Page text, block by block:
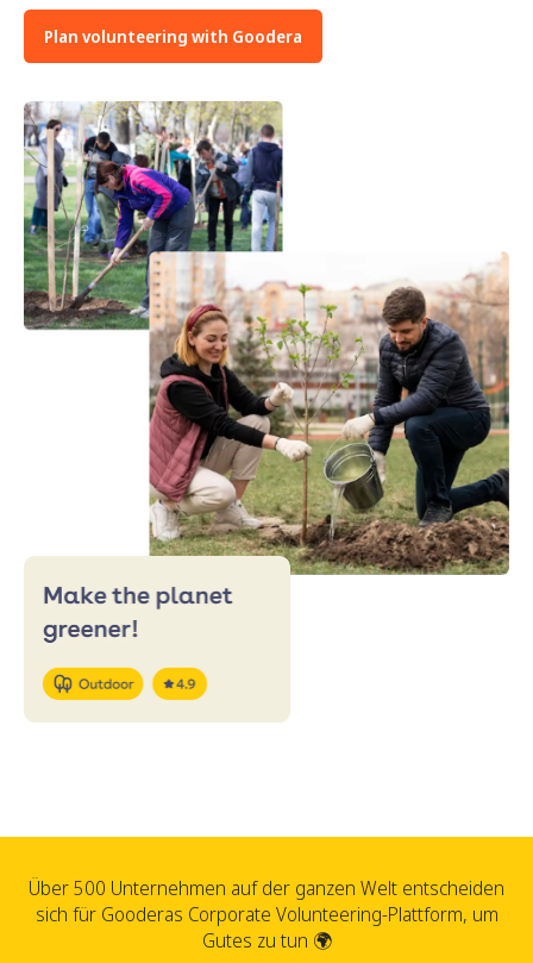
Plan volunteering with Goodera
Über 500 Unternehmen auf der ganzen Welt entscheiden
sich für Gooderas Corporate Volunteering-Plattform, um
Gutes zu tun 🌍